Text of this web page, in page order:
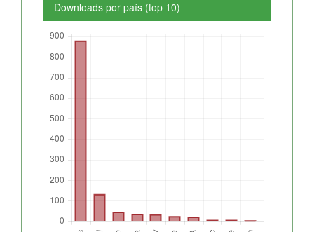
Downloads por país (top 10)